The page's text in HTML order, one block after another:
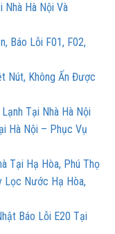
Hà Nội Và
Báo Lỗi F01, F02,
Nút, Không Ấn Được
Tại Nhà Hà Nội
Hà Nội – Phục Vụ
Tại Hạ Hòa, Phú Thọ
Lọc Nước Hạ Hòa,
Báo Lỗi E20 Tại